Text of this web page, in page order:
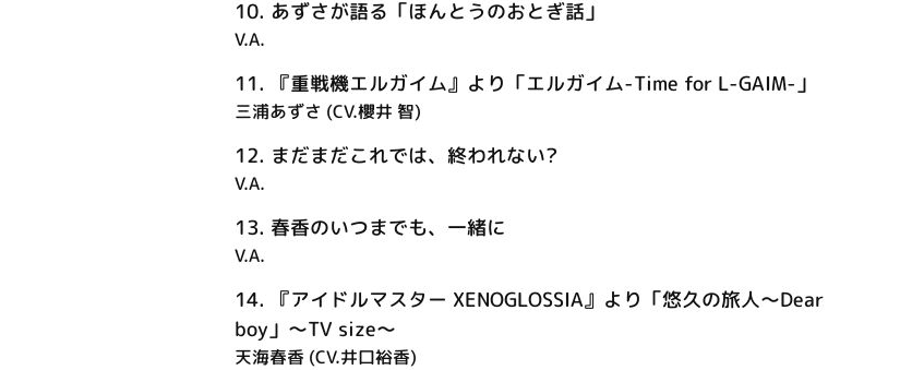
10. あずさが語る「ほんとうのおとぎ話」
V.A.
11. 『重戦機エルガイム』より「エルガイム-Time for L-GAIM-」
三浦あずさ (CV.櫻井 智)
12. まだまだこれでは、終われない?
V.A.
13. 春香のいつまでも、一緒に
V.A.
14.
『アイドルマスター XENOGLOSSIA』より「悠久の旅人～Dear
boy」～TV size～
天海春香 (CV.井口裕香)